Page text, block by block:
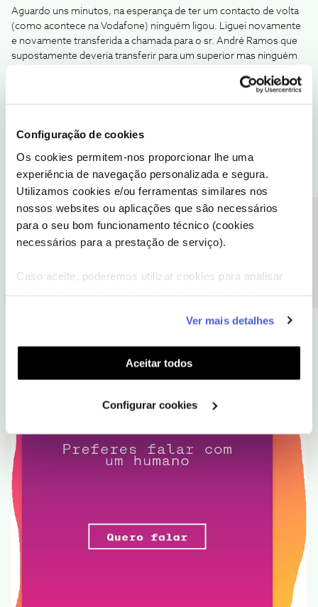
Configuração de cookies
Os cookies permitem-nos proporcionar lhe uma
experiência de navegação personalizada e segura.
Utilizamos cookies e/ou ferramentas similares nos
nossos websites ou aplicações que são necessários
para o seu bom funcionamento técnico (cookies
necessários para a prestação de serviço).
Caso aceite, poderemos utilizar cookies para analisar
funcionalidades (cookies de personalização e
funcionalidade) e adaptar anúncios aos seus interesses
(cookies de publicidade personalizada). Pode gerir a
utilização dos cookies clicando em "Configurar
Ver mais detalhes
Aceitar todos
Configurar cookies
Aguardo uns minutos, na esperança de ter um contacto de volta
(como acontece na Vodafone) ninguém ligou. Liguei novamente
e novamente transferida a chamada para o sr. André Ramos que
supostamente deveria transferir para um superior mas ninguém
qualquer problema através do atendimento telefónico da NOS.
O valor das chamadas espero que n seja cobrado pois n resolvi o
problema. É como n é resolvido, antes do dia 21 irei solicitar a
portabilidade da numero para a Vodafone, pois o atendimento é
bem melhor e mais eficiente.
Muito Obrigada por nada e pela vossa prepotência.
Boa tarde, fale diretamente com a WTF pelo CHAT. Entre em